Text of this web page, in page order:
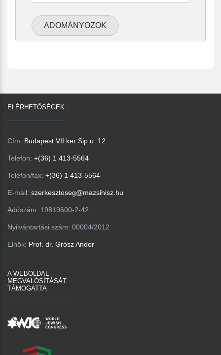
ELÉRHETŐSÉGEK
Cím: Budapest VII.ker Sip u. 12.
Telefon: +(36) 1 413-5564
Telefon/fax: +(36) 1 413-5564
E-mail: szerkesztoseg@mazsihisz.hu
Adószám: 19819600-2-42
Nyilvántartási szám: 00004/2012
Elnök: Prof. dr. Grósz Andor
A WEBOLDAL
MEGVALÓSÍTÁSÁT
TÁMOGATTA